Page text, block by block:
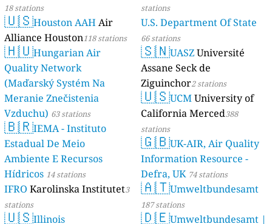
18 stations
🇺🇸Houston AAH Air
Alliance Houston118 stations
🇭🇺Hungarian Air
Quality Network
(Maďarský Systém Na
Meranie Znečistenia
Vzduchu) 63 stations
🇧🇷IEMA - Instituto
Estadual De Meio
Ambiente E Recursos
Hídricos 14 stations
IFRO Karolinska Institutet3
stations
🇺🇸Illinois
stations
U.S. Department Of State
66 stations
🇸🇳UASZUniversité
Assane Seck de
Ziguinchor2 stations
🇺🇸UCMUniversity of
California Merced388
stations
🇬🇧UK-AIR, Air Quality
Information Resource -
Defra, UK 74 stations
🇦🇹Umweltbundesamt
187 stations
🇩🇪Umweltbundesamt |